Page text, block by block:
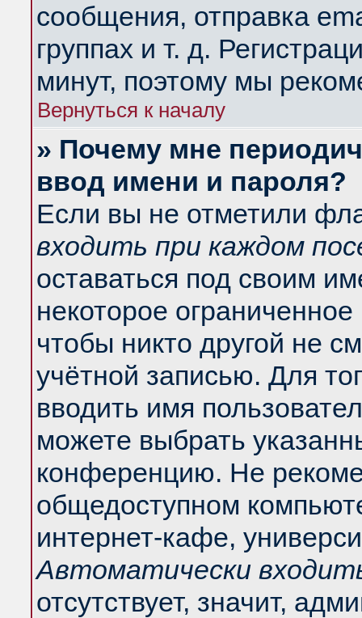
сообщения, отправка
группах и т. д.
минут, поэтому мы
Вернуться к началу
» Почему мне
ввод имени и пароля?
Если вы не отметили
входить при каждом
оставаться под своим
некоторое
чтобы никто другой не
учётной записью. Для
вводить имя
можете выбрать
конференцию. Не
общедоступном
интернет-кафе,
Автоматически
отсутствует, значит,